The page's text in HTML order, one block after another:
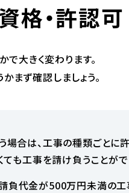
格・許認可
大きく変わります。
まず確認しましょう。
場合は、工事の種類ごとに
も工事を請け負うことがで
負代金が500万円未満の工